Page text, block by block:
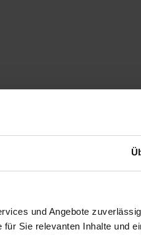
und Angebote
Sie relevanten Inhalte und